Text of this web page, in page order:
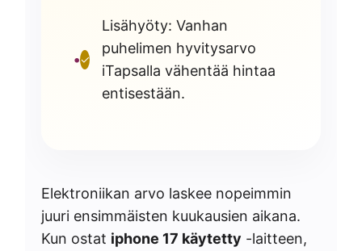
✓
Lisähyöty: Vanhan
puhelimen hyvitysarvo
iTapsalla vähentää hintaa
entisestään.
Elektroniikan arvo laskee nopeimmin
juuri ensimmäisten kuukausien aikana.
Kun ostat iphone 17 käytetty -laitteen,